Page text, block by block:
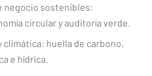
negocio sostenibles:
circular y auditoría verde.
climática: huella de carbono,
e hídrica.